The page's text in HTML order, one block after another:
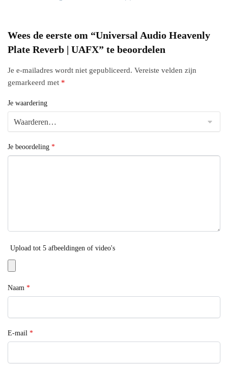
Wees de eerste om “Universal Audio Heavenly
Plate Reverb | UAFX” te beoordelen
Je e-mailadres wordt niet gepubliceerd. Vereiste velden zijn
gemarkeerd met *
Je waardering
Je beoordeling *
Upload tot 5 afbeeldingen of video's
Naam *
E-mail *